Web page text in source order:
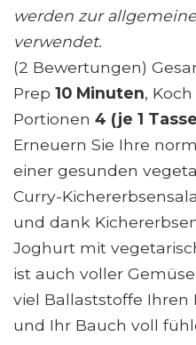
werden zur
verwendet.
(2 Bewertungen)
Prep 10 Minuten, Koch
Portionen 4 (je 1
Erneuern Sie Ihre
einer gesunden
Curry-
und dank
Joghurt mit
ist auch voller
viel Ballaststoffe
und Ihr Bauch voll